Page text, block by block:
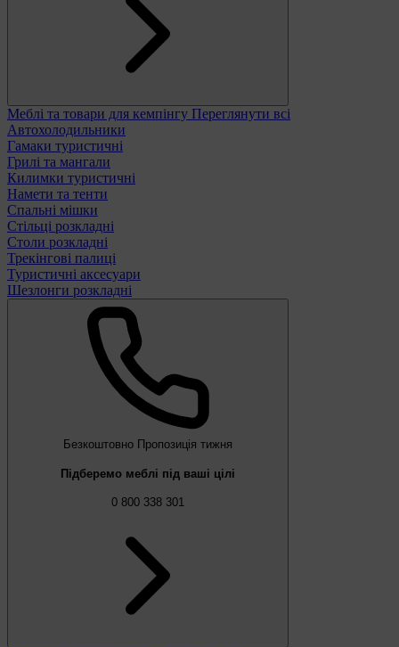
Меблі та товари для кемпінгу Переглянути всі
Автохолодильники
Гамаки туристичні
Грилі та мангали
Килимки туристичні
Намети та тенти
Спальні мішки
Стільці розкладні
Столи розкладні
Трекінгові палиці
Туристичні аксесуари
Шезлонги розкладні
Безкоштовно Пропозиція тижня
Підберемо меблі під ваші цілі
0 800 338 301